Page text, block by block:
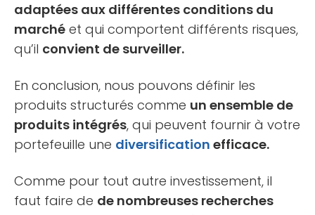
adaptées aux différentes conditions du
marché et qui comportent différents risques,
qu’il convient de surveiller.
En conclusion, nous pouvons définir les
produits structurés comme un ensemble de
produits intégrés, qui peuvent fournir à votre
portefeuille une diversification efficace.
Comme pour tout autre investissement, il
faut faire de de nombreuses recherches